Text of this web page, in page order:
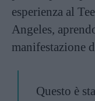
esperienza al
Angeles,
manifestazione
Questo è